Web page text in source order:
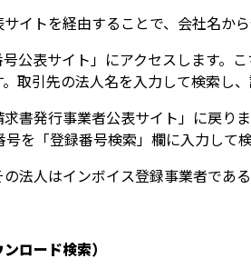
イトを経由することで、会社名か
公表サイト」にアクセスします。
取引先の法人名を入力して検索し
書発行事業者公表サイト」に戻り
を「登録番号検索」欄に入力して
法人はインボイス登録事業者であ
ロード検索）